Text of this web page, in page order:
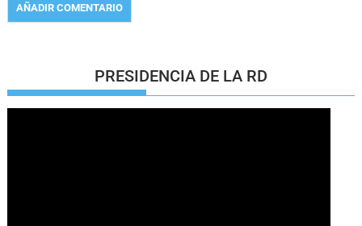
PRESIDENCIA DE LA RD